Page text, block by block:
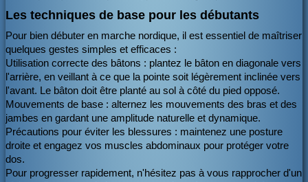
Les techniques de base pour les débutants
Pour bien débuter en marche nordique, il est essentiel de maîtriser
quelques gestes simples et efficaces :
Utilisation correcte des bâtons : plantez le bâton en diagonale vers
l'arrière, en veillant à ce que la pointe soit légèrement inclinée vers
l'avant. Le bâton doit être planté au sol à côté du pied opposé.
Mouvements de base : alternez les mouvements des bras et des
jambes en gardant une amplitude naturelle et dynamique.
Précautions pour éviter les blessures : maintenez une posture
droite et engagez vos muscles abdominaux pour protéger votre
dos.
Pour progresser rapidement, n'hésitez pas à vous rapprocher d'un